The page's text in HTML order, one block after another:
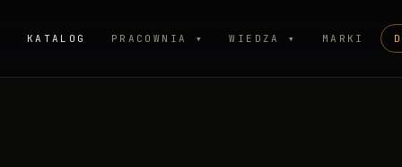
KATALOG PRACOWNIA ▾ WIEDZA ▾ MARKI